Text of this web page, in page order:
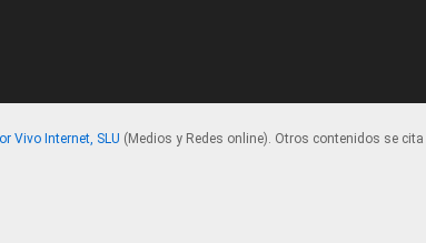
Vivo Internet, SLU (Medios y Redes online). Otros contenidos se